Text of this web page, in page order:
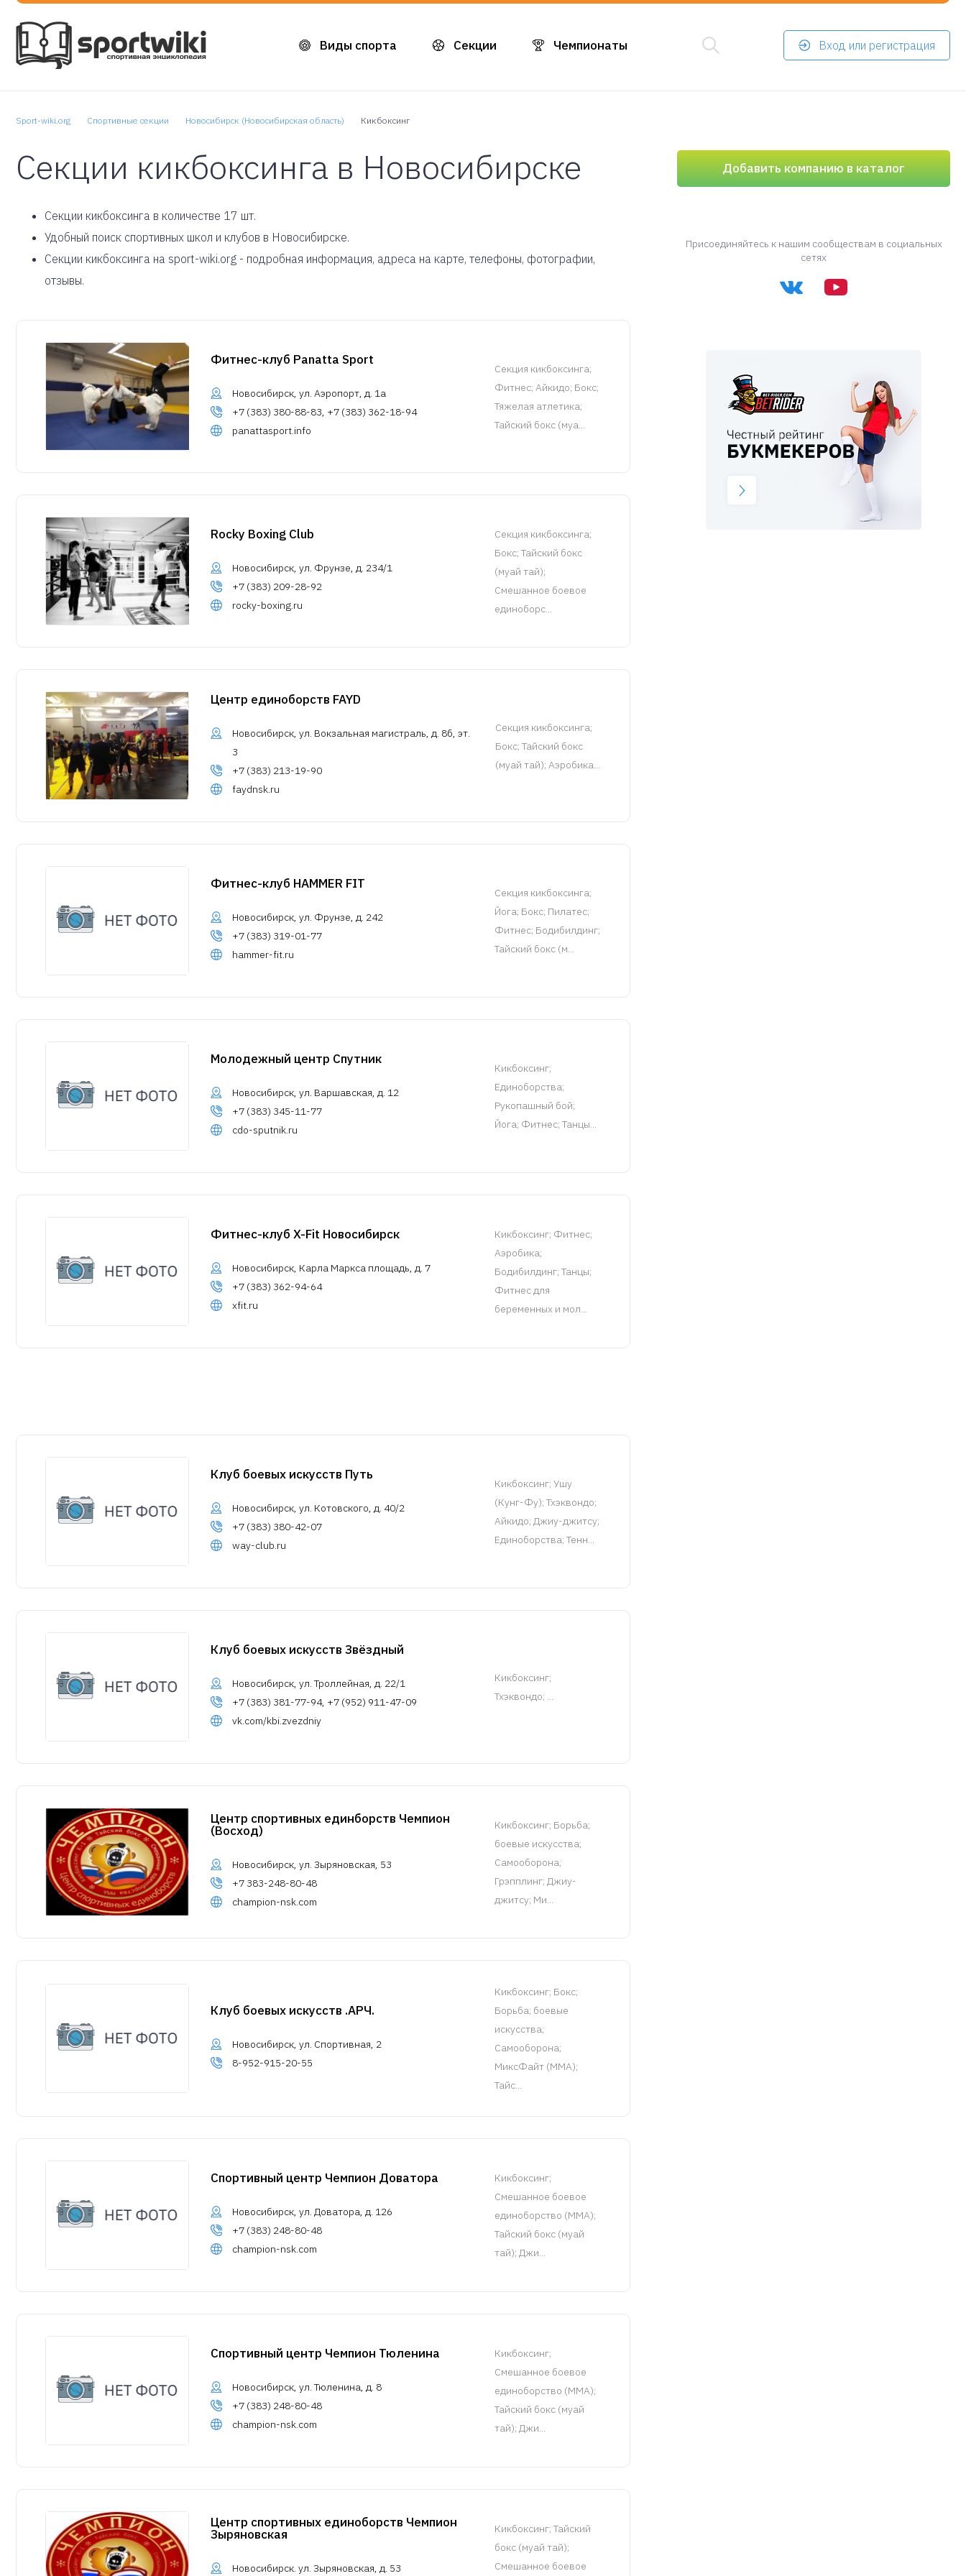
Виды спорта Секции Чемпионаты Вход или регистрация
Sport-wiki.org Спортивные секции Новосибирск (Новосибирская область) Кикбоксинг
Секции кикбоксинга в Новосибирске
Cекции кикбоксинга в количестве 17 шт.
Удобный поиск спортивных школ и клубов в Новосибирске.
Секции кикбоксинга на sport-wiki.org - подробная информация, адреса на карте, телефоны, фотографии,
отзывы.
Фитнес-клуб Panatta Sport
Новосибирск, ул. Аэропорт, д. 1а
+7 (383) 380-88-83, +7 (383) 362-18-94
panattasport.info
Cекция кикбоксинга;
Фитнес; Айкидо; Бокс;
Тяжелая атлетика;
Тайский бокс (муа...
Rocky Boxing Club
Новосибирск, ул. Фрунзе, д. 234/1
+7 (383) 209-28-92
rocky-boxing.ru
Cекция кикбоксинга;
Бокс; Тайский бокс
(муай тай);
Смешанное боевое
единоборс...
Центр единоборств FAYD
Новосибирск, ул. Вокзальная магистраль, д. 8б, эт.
3
+7 (383) 213-19-90
faydnsk.ru
Cекция кикбоксинга;
Бокс; Тайский бокс
(муай тай); Аэробика...
Фитнес-клуб HAMMER FIT
Новосибирск, ул. Фрунзе, д. 242
+7 (383) 319-01-77
hammer-fit.ru
Cекция кикбоксинга;
Йога; Бокс; Пилатес;
Фитнес; Бодибилдинг;
Тайский бокс (м...
Молодежный центр Спутник
Новосибирск, ул. Варшавская, д. 12
+7 (383) 345-11-77
cdo-sputnik.ru
Кикбоксинг;
Единоборства;
Рукопашный бой;
Йога; Фитнес; Танцы...
Фитнес-клуб X-Fit Новосибирск
Новосибирск, Карла Маркса площадь, д. 7
+7 (383) 362-94-64
xfit.ru
Кикбоксинг; Фитнес;
Аэробика;
Бодибилдинг; Танцы;
Фитнес для
беременных и мол...
Клуб боевых искусств Путь
Новосибирск, ул. Котовского, д. 40/2
+7 (383) 380-42-07
way-club.ru
Кикбоксинг; Ушу
(Кунг-Фу); Тхэквондо;
Айкидо; Джиу-джитсу;
Единоборства; Тенн...
Клуб боевых искусств Звёздный
Новосибирск, ул. Троллейная, д. 22/1
+7 (383) 381-77-94, +7 (952) 911-47-09
vk.com/kbi.zvezdniy
Кикбоксинг;
Тхэквондо; ...
Центр спортивных единборств Чемпион
(Восход)
Новосибирск, ул. Зыряновская, 53
+7 383-248-80-48
champion-nsk.com
Кикбоксинг; Борьба;
боевые искусства;
Самооборона;
Грэпплинг; Джиу-
джитсу; Ми...
Клуб боевых искусств .АРЧ.
Новосибирск, ул. Спортивная, 2
8-952-915-20-55
Кикбоксинг; Бокс;
Борьба; боевые
искусства;
Самооборона;
МиксФайт (ММА);
Тайс...
Спортивный центр Чемпион Доватора
Новосибирск, ул. Доватора, д. 126
+7 (383) 248-80-48
champion-nsk.com
Кикбоксинг;
Смешанное боевое
единоборство (MMA);
Тайский бокс (муай
тай); Джи...
Спортивный центр Чемпион Тюленина
Новосибирск, ул. Тюленина, д. 8
+7 (383) 248-80-48
champion-nsk.com
Кикбоксинг;
Смешанное боевое
единоборство (MMA);
Тайский бокс (муай
тай); Джи...
Центр спортивных единоборств Чемпион
Зыряновская
Новосибирск. ул. Зыряновская, д. 53
Кикбоксинг; Тайский
бокс (муай тай);
Смешанное боевое
Добавить компанию в каталог
Присоединяйтесь к нашим сообществам в социальных
сетях